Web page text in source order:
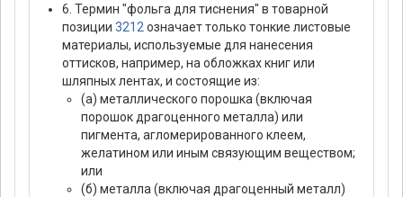
6. Термин "фольга для тиснения" в товарной
позиции 3212 означает только тонкие листовые
материалы, используемые для нанесения
оттисков, например, на обложках книг или
шляпных лентах, и состоящие из:
(а) металлического порошка (включая
порошок драгоценного металла) или
пигмента, агломерированного клеем,
желатином или иным связующим веществом;
или
(б) металла (включая драгоценный металл)